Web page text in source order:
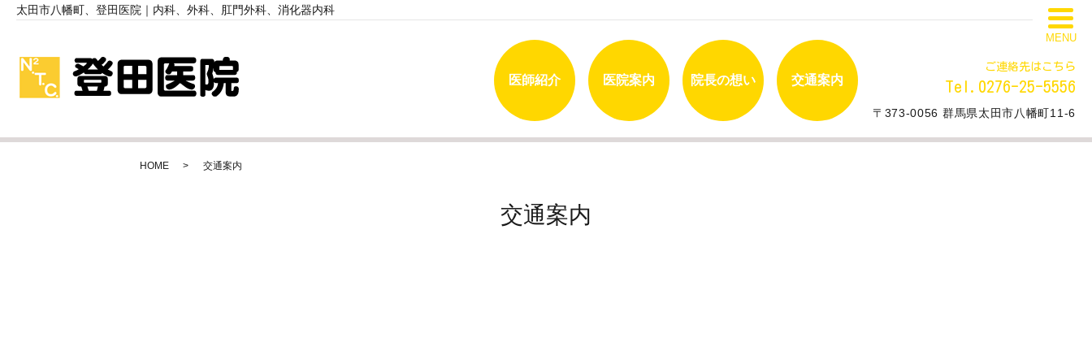
太田市八幡町、登田医院｜内科、外科、肛門外科、消化器内科
医師紹介 医院案内 院長の想い 交通案内
MENU
ご連絡先はこちら
Tel.0276-25-5556
〒373-0056 群馬県太田市八幡町11-6
HOME 交通案内
交通案内